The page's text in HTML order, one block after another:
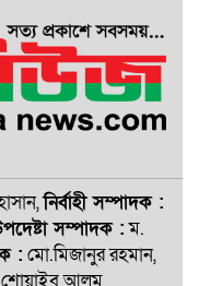
নির্বাহী সম্পাদক :
সম্পাদক :ম.
: মো.মিজানুর রহমান,
শোয়াইব আলম